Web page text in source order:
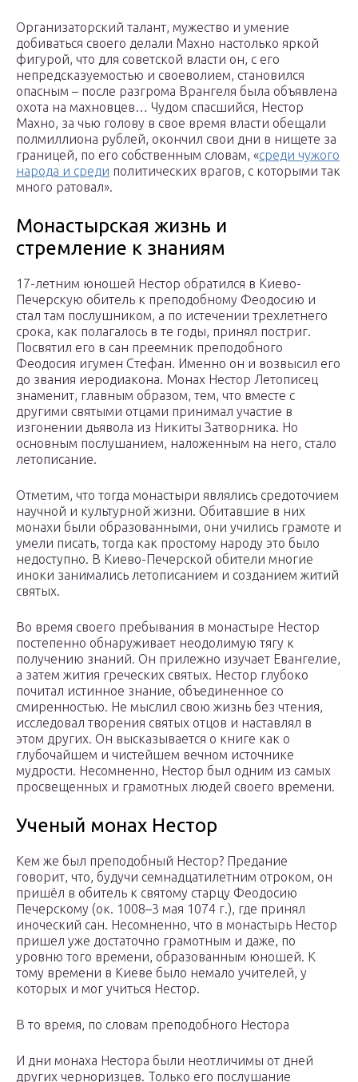
Организаторский талант, мужество и умение
добиваться своего делали Махно настолько яркой
фигурой, что для советской власти он, с его
непредсказуемостью и своеволием, становился
опасным – после разгрома Врангеля была объявлена
охота на махновцев… Чудом спасшийся, Нестор
Махно, за чью голову в свое время власти обещали
полмиллиона рублей, окончил свои дни в нищете за
границей, по его собственным словам, «среди чужого
народа и среди политических врагов, с которыми так
много ратовал».
Монастырская жизнь и
стремление к знаниям
17-летним юношей Нестор обратился в Киево-
Печерскую обитель к преподобному Феодосию и
стал там послушником, а по истечении трехлетнего
срока, как полагалось в те годы, принял постриг.
Посвятил его в сан преемник преподобного
Феодосия игумен Стефан. Именно он и возвысил его
до звания иеродиакона. Монах Нестор Летописец
знаменит, главным образом, тем, что вместе с
другими святыми отцами принимал участие в
изгонении дьявола из Никиты Затворника. Но
основным послушанием, наложенным на него, стало
летописание.
Отметим, что тогда монастыри являлись средоточием
научной и культурной жизни. Обитавшие в них
монахи были образованными, они учились грамоте и
умели писать, тогда как простому народу это было
недоступно. В Киево-Печерской обители многие
иноки занимались летописанием и созданием житий
святых.
Во время своего пребывания в монастыре Нестор
постепенно обнаруживает неодолимую тягу к
получению знаний. Он прилежно изучает Евангелие,
а затем жития греческих святых. Нестор глубоко
почитал истинное знание, объединенное со
смиренностью. Не мыслил свою жизнь без чтения,
исследовал творения святых отцов и наставлял в
этом других. Он высказывается о книге как о
глубочайшем и чистейшем вечном источнике
мудрости. Несомненно, Нестор был одним из самых
просвещенных и грамотных людей своего времени.
Ученый монах Нестор
Кем же был преподобный Нестор? Предание
говорит, что, будучи семнадцатилетним отроком, он
пришёл в обитель к святому старцу Феодосию
Печерскому (ок. 1008–3 мая 1074 г.), где принял
иноческий сан. Несомненно, что в монастырь Нестор
пришел уже достаточно грамотным и даже, по
уровню того времени, образованным юношей. К
тому времени в Киеве было немало учителей, у
которых и мог учиться Нестор.
В то время, по словам преподобного Нестора
И дни монаха Нестора были неотличимы от дней
других черноризцев. Только его послушание